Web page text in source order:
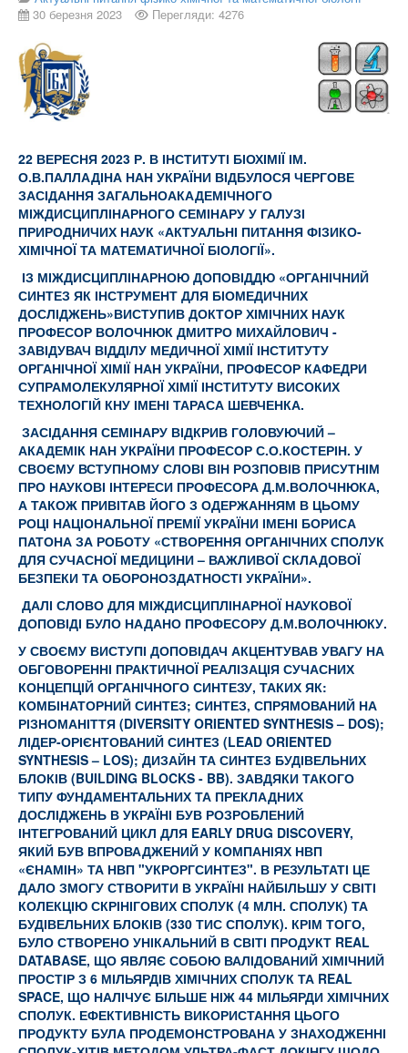
30 березня 2023
Перегляди: 4276
22 ВЕРЕСНЯ 2023 Р. В ІНСТИТУТІ БІОХІМІЇ ІМ.
О.В.ПАЛЛАДІНА НАН УКРАЇНИ ВІДБУЛОСЯ ЧЕРГОВЕ
ЗАСІДАННЯ ЗАГАЛЬНОАКАДЕМІЧНОГО
МІЖДИСЦИПЛІНАРНОГО СЕМІНАРУ У ГАЛУЗІ
ПРИРОДНИЧИХ НАУК «АКТУАЛЬНІ ПИТАННЯ ФІЗИКО-
ХІМІЧНОЇ ТА МАТЕМАТИЧНОЇ БІОЛОГІЇ».
ІЗ МІЖДИСЦИПЛІНАРНОЮ ДОПОВІДДЮ «ОРГАНІЧНИЙ
СИНТЕЗ ЯК ІНСТРУМЕНТ ДЛЯ БІОМЕДИЧНИХ
ДОСЛІДЖЕНЬ»ВИСТУПИВ ДОКТОР ХІМІЧНИХ НАУК
ПРОФЕСОР ВОЛОЧНЮК ДМИТРО МИХАЙЛОВИЧ -
ЗАВІДУВАЧ ВІДДІЛУ МЕДИЧНОЇ ХІМІЇ ІНСТИТУТУ
ОРГАНІЧНОЇ ХІМІЇ НАН УКРАЇНИ, ПРОФЕСОР КАФЕДРИ
СУПРАМОЛЕКУЛЯРНОЇ ХІМІЇ ІНСТИТУТУ ВИСОКИХ
ТЕХНОЛОГІЙ КНУ ІМЕНІ ТАРАСА ШЕВЧЕНКА.
ЗАСІДАННЯ СЕМІНАРУ ВІДКРИВ ГОЛОВУЮЧИЙ –
АКАДЕМІК НАН УКРАЇНИ ПРОФЕСОР С.О.КОСТЕРІН. У
СВОЄМУ ВСТУПНОМУ СЛОВІ ВІН РОЗПОВІВ ПРИСУТНІМ
ПРО НАУКОВІ ІНТЕРЕСИ ПРОФЕСОРА Д.М.ВОЛОЧНЮКА,
А ТАКОЖ ПРИВІТАВ ЙОГО З ОДЕРЖАННЯМ В ЦЬОМУ
РОЦІ НАЦІОНАЛЬНОЇ ПРЕМІЇ УКРАЇНИ ІМЕНІ БОРИСА
ПАТОНА ЗА РОБОТУ «СТВОРЕННЯ ОРГАНІЧНИХ СПОЛУК
ДЛЯ СУЧАСНОЇ МЕДИЦИНИ – ВАЖЛИВОЇ СКЛАДОВОЇ
БЕЗПЕКИ ТА ОБОРОНОЗДАТНОСТІ УКРАЇНИ».
ДАЛІ СЛОВО ДЛЯ МІЖДИСЦИПЛІНАРНОЇ НАУКОВОЇ
ДОПОВІДІ БУЛО НАДАНО ПРОФЕСОРУ Д.М.ВОЛОЧНЮКУ.
У СВОЄМУ ВИСТУПІ ДОПОВІДАЧ АКЦЕНТУВАВ УВАГУ НА
ОБГОВОРЕННІ ПРАКТИЧНОЇ РЕАЛІЗАЦІЯ СУЧАСНИХ
КОНЦЕПЦІЙ ОРГАНІЧНОГО СИНТЕЗУ, ТАКИХ ЯК:
КОМБІНАТОРНИЙ СИНТЕЗ; СИНТЕЗ, СПРЯМОВАНИЙ НА
РІЗНОМАНІТТЯ (DIVERSITY ORIENTED SYNTHESIS – DOS);
ЛІДЕР-ОРІЄНТОВАНИЙ СИНТЕЗ (LEAD ORIENTED
SYNTHESIS – LOS); ДИЗАЙН ТА СИНТЕЗ БУДІВЕЛЬНИХ
БЛОКІВ (BUILDING BLOCKS - BB). ЗАВДЯКИ ТАКОГО
ТИПУ ФУНДАМЕНТАЛЬНИХ ТА ПРЕКЛАДНИХ
ДОСЛІДЖЕНЬ В УКРАЇНІ БУВ РОЗРОБЛЕНИЙ
ІНТЕГРОВАНИЙ ЦИКЛ ДЛЯ EARLY DRUG DISCOVERY,
ЯКИЙ БУВ ВПРОВАДЖЕНИЙ У КОМПАНІЯХ НВП
«ЄНАМІН» ТА НВП "УКРОРГСИНТЕЗ". В РЕЗУЛЬТАТІ ЦЕ
ДАЛО ЗМОГУ СТВОРИТИ В УКРАЇНІ НАЙБІЛЬШУ У СВІТІ
КОЛЕКЦІЮ СКРІНІГОВИХ СПОЛУК (4 МЛН. СПОЛУК) ТА
БУДІВЕЛЬНИХ БЛОКІВ (330 ТИС СПОЛУК). КРІМ ТОГО,
БУЛО СТВОРЕНО УНІКАЛЬНИЙ В СВІТІ ПРОДУКТ REAL
DATABASE, ЩО ЯВЛЯЄ СОБОЮ ВАЛІДОВАНИЙ ХІМІЧНИЙ
ПРОСТІР З 6 МІЛЬЯРДІВ ХІМІЧНИХ СПОЛУК ТА REAL
SPACE, ЩО НАЛІЧУЄ БІЛЬШЕ НІЖ 44 МІЛЬЯРДИ ХІМІЧНИХ
СПОЛУК. ЕФЕКТИВНІСТЬ ВИКОРИСТАННЯ ЦЬОГО
ПРОДУКТУ БУЛА ПРОДЕМОНСТРОВАНА У ЗНАХОДЖЕННІ